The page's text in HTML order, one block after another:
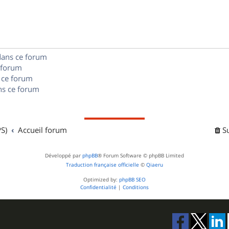
e
ce forum
forum
ce forum
Accueil forum
Développé par phpBB® Forum Software © phpBB Limited
Traduction française officielle © Qiaeru
Optimized by: phpBB SEO
Confidentialité | Conditions